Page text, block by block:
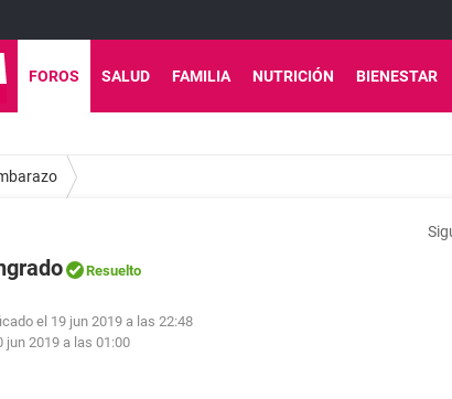
FOROS SALUD FAMILIA NUTRICIÓN BIENESTAR
Resuelto
el 19 jun 2019 a las 22:48
jun 2019 a las 01:00